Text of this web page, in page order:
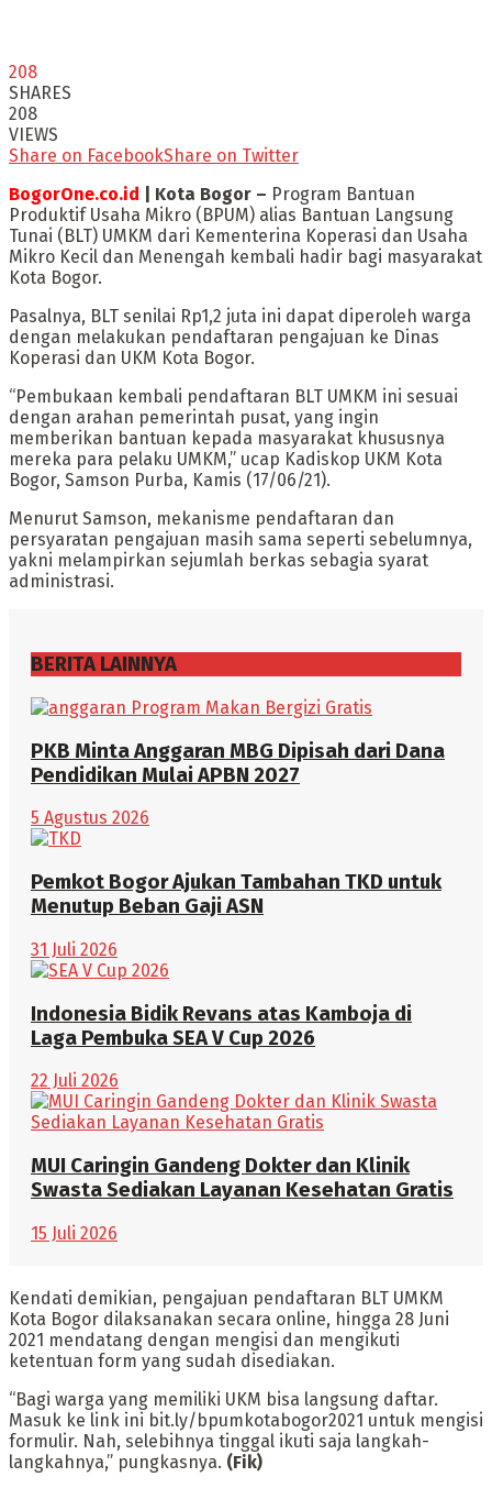
208
SHARES
208
VIEWS
Share on FacebookShare on Twitter
BogorOne.co.id
| Kota Bogor – Program Bantuan
Produktif Usaha Mikro (BPUM) alias Bantuan Langsung
Tunai (BLT) UMKM dari Kementerina Koperasi dan Usaha
Mikro Kecil dan Menengah kembali hadir bagi masyarakat
Kota Bogor.
Pasalnya, BLT senilai Rp1,2 juta ini dapat diperoleh warga
dengan melakukan pendaftaran pengajuan ke Dinas
Koperasi dan UKM Kota Bogor.
“Pembukaan kembali pendaftaran BLT UMKM ini sesuai
dengan arahan pemerintah pusat, yang ingin
memberikan bantuan kepada masyarakat khususnya
mereka para pelaku UMKM,” ucap Kadiskop UKM Kota
Bogor, Samson Purba, Kamis (17/06/21).
Menurut Samson, mekanisme pendaftaran dan
persyaratan pengajuan masih sama seperti sebelumnya,
yakni melampirkan sejumlah berkas sebagia syarat
administrasi.
BERITA LAINNYA
PKB Minta Anggaran MBG Dipisah dari Dana
Pendidikan Mulai APBN 2027
5 Agustus 2026
Pemkot Bogor Ajukan Tambahan TKD untuk
Menutup Beban Gaji ASN
31 Juli 2026
Indonesia Bidik Revans atas Kamboja di
Laga Pembuka SEA V Cup 2026
22 Juli 2026
MUI Caringin Gandeng Dokter dan Klinik
Swasta Sediakan Layanan Kesehatan Gratis
15 Juli 2026
Kendati demikian, pengajuan pendaftaran BLT UMKM
Kota Bogor dilaksanakan secara online, hingga 28 Juni
2021 mendatang dengan mengisi dan mengikuti
ketentuan form yang sudah disediakan.
“Bagi warga yang memiliki UKM bisa langsung daftar.
Masuk ke link ini bit.ly/bpumkotabogor2021 untuk mengisi
formulir. Nah, selebihnya tinggal ikuti saja langkah-
langkahnya,” pungkasnya. (Fik)